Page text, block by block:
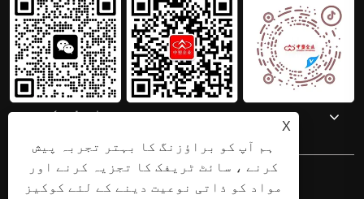
ہم سے رابطہ کریں۔
X
ہم آپ کو براؤزنگ کا بہتر تجربہ پیش
کرنے ، سائٹ ٹریفک کا تجزیہ کرنے اور
مواد کو ذاتی نوعیت دینے کے لئے کوکیز